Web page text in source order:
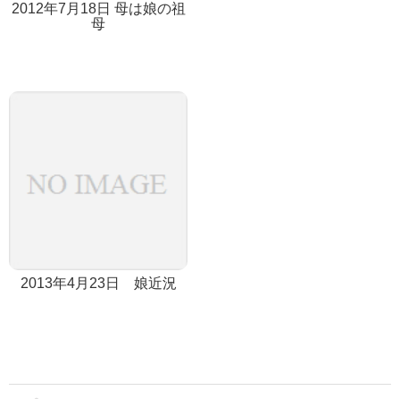
2012年7月18日 母は娘の祖
母
2013年4月23日 娘近況